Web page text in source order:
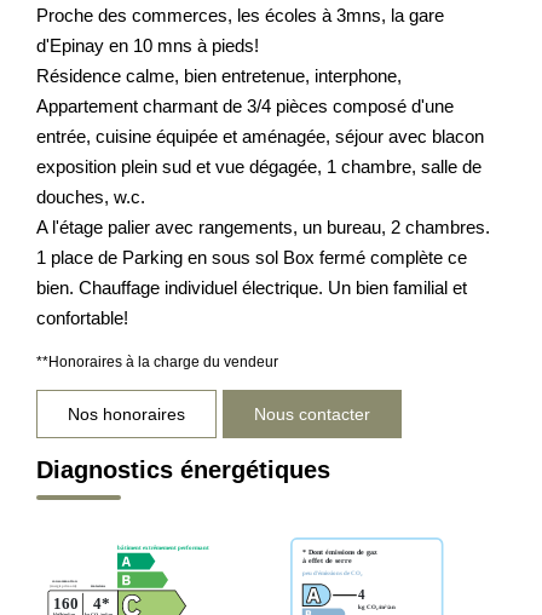
Proche des commerces, les écoles à 3mns, la gare
d'Epinay en 10 mns à pieds!
Résidence calme, bien entretenue, interphone,
Appartement charmant de 3/4 pièces composé d'une
entrée, cuisine équipée et aménagée, séjour avec blacon
exposition plein sud et vue dégagée, 1 chambre, salle de
douches, w.c.
A l'étage palier avec rangements, un bureau, 2 chambres.
1 place de Parking en sous sol Box fermé complète ce
bien. Chauffage individuel électrique. Un bien familial et
confortable!
**Honoraires à la charge du vendeur
Nos honoraires Nous contacter
Diagnostics énergétiques